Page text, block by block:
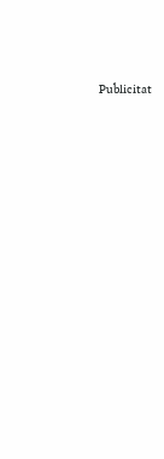
Publicitat